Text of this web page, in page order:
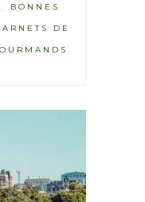
BONNES
DE